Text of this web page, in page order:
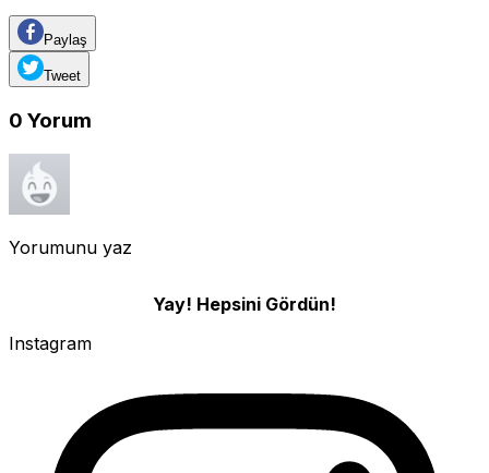
Paylaş
Tweet
0 Yorum
Yorumunu yaz
Yay! Hepsini Gördün!
Instagram